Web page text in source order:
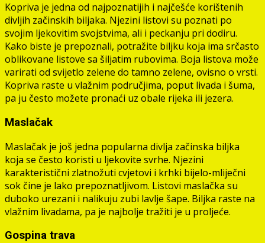
Kopriva je jedna od najpoznatijih i najčešće korištenih
divljih začinskih biljaka. Njezini listovi su poznati po
svojim ljekovitim svojstvima, ali i peckanju pri dodiru.
Kako biste je prepoznali, potražite biljku koja ima srčasto
oblikovane listove sa šiljatim rubovima. Boja listova može
varirati od svijetlo zelene do tamno zelene, ovisno o vrsti.
Kopriva raste u vlažnim područjima, poput livada i šuma,
pa ju često možete pronaći uz obale rijeka ili jezera.
Maslačak
Maslačak je još jedna popularna divlja začinska biljka
koja se često koristi u ljekovite svrhe. Njezini
karakteristični zlatnožuti cvjetovi i krhki bijelo-mliječni
sok čine je lako prepoznatljivom. Listovi maslačka su
duboko urezani i nalikuju zubi lavlje šape. Biljka raste na
vlažnim livadama, pa je najbolje tražiti je u proljeće.
Gospina trava